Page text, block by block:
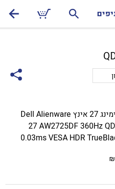
מסך גיימינג 27 אינץ Dell Alienware
27 AW2725DF 360Hz
0.03ms VESA HDR
₪